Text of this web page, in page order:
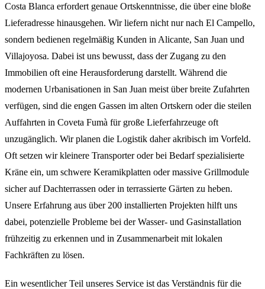
Costa Blanca erfordert genaue Ortskenntnisse, die über eine bloße
Lieferadresse hinausgehen. Wir liefern nicht nur nach El Campello,
sondern bedienen regelmäßig Kunden in Alicante, San Juan und
Villajoyosa. Dabei ist uns bewusst, dass der Zugang zu den
Immobilien oft eine Herausforderung darstellt. Während die
modernen Urbanisationen in San Juan meist über breite Zufahrten
verfügen, sind die engen Gassen im alten Ortskern oder die steilen
Auffahrten in Coveta Fumà für große Lieferfahrzeuge oft
unzugänglich. Wir planen die Logistik daher akribisch im Vorfeld.
Oft setzen wir kleinere Transporter oder bei Bedarf spezialisierte
Kräne ein, um schwere Keramikplatten oder massive Grillmodule
sicher auf Dachterrassen oder in terrassierte Gärten zu heben.
Unsere Erfahrung aus über 200 installierten Projekten hilft uns
dabei, potenzielle Probleme bei der Wasser- und Gasinstallation
frühzeitig zu erkennen und in Zusammenarbeit mit lokalen
Fachkräften zu lösen.
Ein wesentlicher Teil unseres Service ist das Verständnis für die